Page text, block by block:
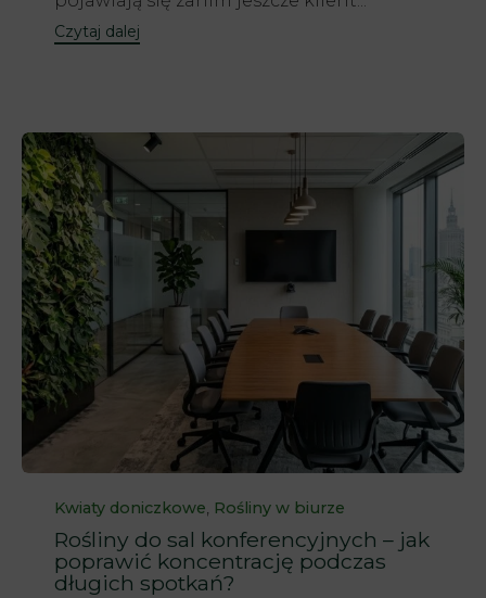
Czytaj dalej
Category
Kwiaty doniczkowe, Rośliny w biurze
Rośliny do sal konferencyjnych – jak
poprawić koncentrację podczas
długich spotkań?